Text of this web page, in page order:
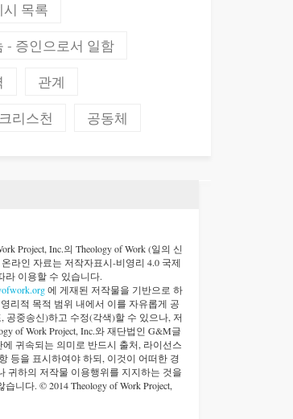
시 목록
- 증인으로서 일함
관계
리스천 공동체
Project, Inc.의 Theology of Work (일의 신
라인 자료는 저작자표시-비영리 4.0 국제
라 이용할 수 있습니다.
에 게재된 저작물을 기반으로 하
리적 목적 범위 내에서 이를 자유롭게 공
공중송신)하고 수정(각색)할 수 있으나, 저
of Work Project, Inc.와 재단법인 G&M글
에 귀속되는 의미로 반드시 출처, 라이선스
등을 표시하여야 하되, 이것이 어떠한 경
귀하의 저작물 이용행위를 지지하는 것을
습니다. © 2014 Theology of Work Project,